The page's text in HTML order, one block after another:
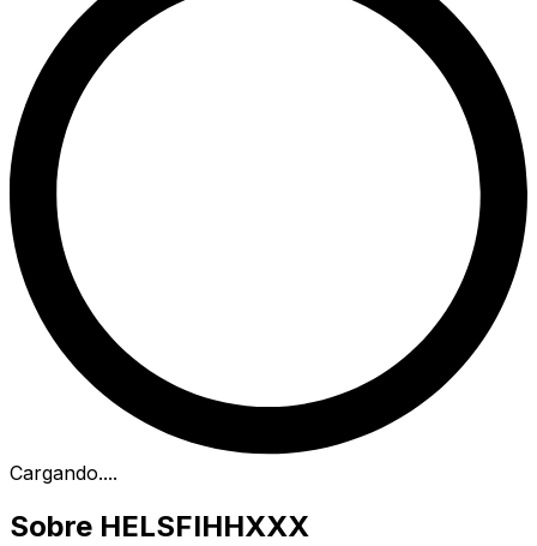
Cargando....
Sobre HELSFIHHXXX